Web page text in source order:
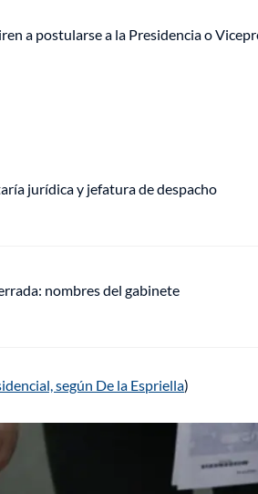
a postularse a la Presidencia o
jurídica y jefatura de despacho
nombres del gabinete
según De la Espriella)